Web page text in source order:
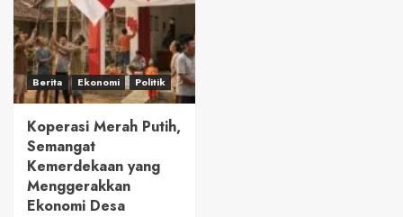
Berita Ekonomi Politik
Koperasi Merah Putih,
Semangat
Kemerdekaan yang
Menggerakkan
Ekonomi Desa